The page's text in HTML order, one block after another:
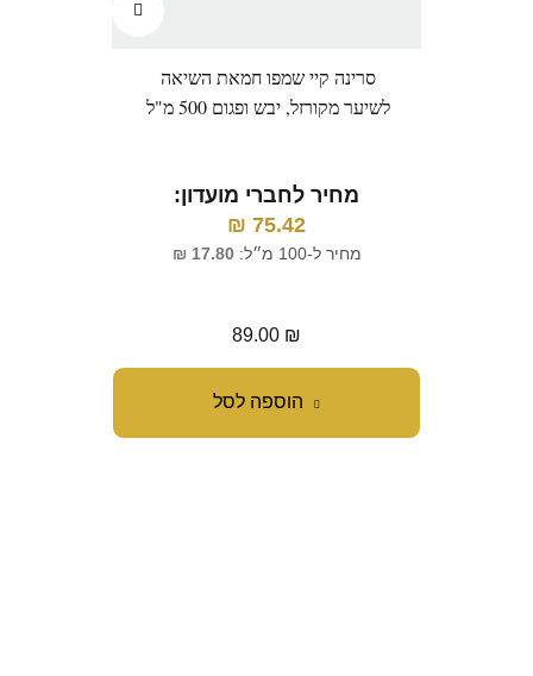
הוספה לסל
סרינה קיי שמפו חמאת השיאה
לשיער מקורזל, יבש ופגום 500 מ"ל
מחיר לחברי מועדון:
75.42
₪
מחיר ל-100 מ״ל: 17.80
₪
89.00 ₪